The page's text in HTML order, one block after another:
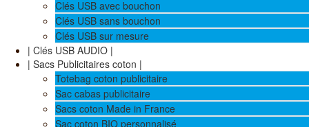
Clés USB avec bouchon
Clés USB sans bouchon
Clés USB sur mesure
| Clés USB AUDIO |
| Sacs Publicitaires coton |
Totebag coton publicitaire
Sac cabas publicitaire
Sacs coton Made in France
Sac coton BIO personnalisé